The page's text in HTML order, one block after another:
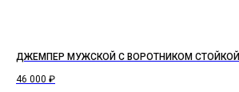
ДЖЕМПЕР МУЖСКОЙ С ВОРОТНИКОМ СТОЙКОЙ
46 000 ₽